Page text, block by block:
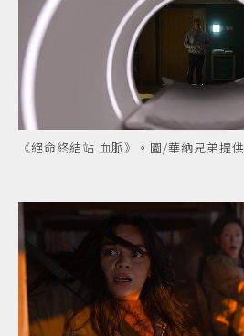
《絕命終結站 血脈》。圖/華納兄弟提供